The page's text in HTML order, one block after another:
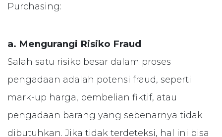
Purchasing:
a. Mengurangi Risiko Fraud
Salah satu risiko besar dalam proses
pengadaan adalah potensi fraud, seperti
mark-up harga, pembelian fiktif, atau
pengadaan barang yang sebenarnya tidak
dibutuhkan. Jika tidak terdeteksi, hal ini bisa